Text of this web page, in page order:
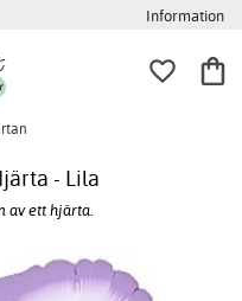
Information
- Lila
av ett hjärta.